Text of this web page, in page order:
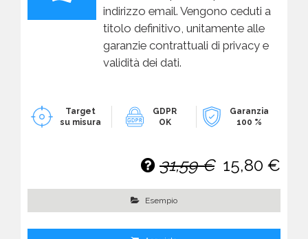
indirizzo email. Vengono ceduti a
titolo definitivo, unitamente alle
garanzie contrattuali di privacy e
validità dei dati.
Target
su misura
GDPR
OK
Garanzia
100 %
31,59 € 15,80 €
Esempio